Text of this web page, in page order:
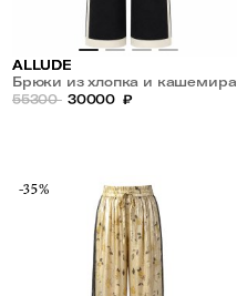
ALLUDE
Брюки из хлопка и кашемира
55300 30000 ₽
-35%